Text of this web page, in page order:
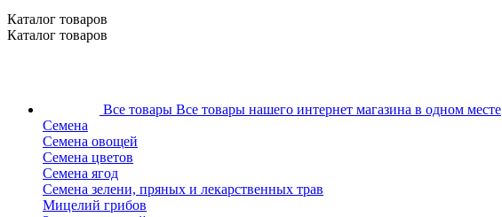
Каталог товаров
Каталог товаров
Все товары Все товары нашего интернет магазина в одном месте
Семена
Семена овощей
Семена цветов
Семена ягод
Семена зелени, пряных и лекарственных трав
Мицелий грибов